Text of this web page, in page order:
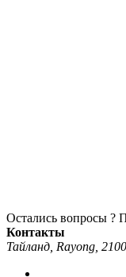
Остались вопросы ?
Контакты
Тайланд, Rayong,